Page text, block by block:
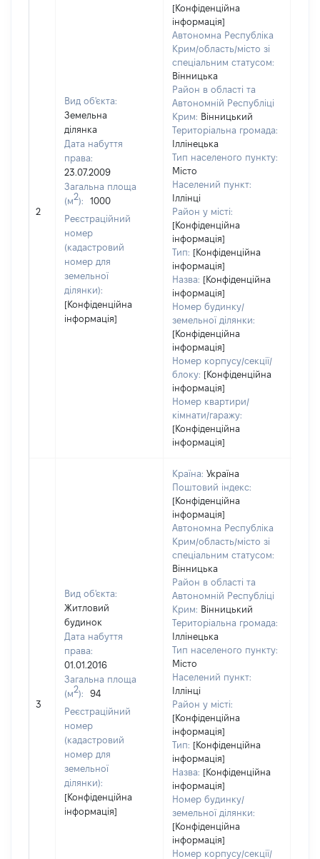
2
Вид об'єкта:
Земельна
ділянка
Дата набуття
права:
23.07.2009
Загальна площа
(м2):
1000
Реєстраційний
номер
(кадастровий
номер для
земельної
ділянки):
[Конфіденційна
інформація]
[Конфіденційна
інформація]
Автономна Республіка
Крим/область/місто зі
спеціальним статусом:
Вінницька
Район в області та
Автономній Республіці
Крим: Вінницький
Територіальна громада:
Іллінецька
Тип населеного пункту:
Місто
Населений пункт:
Іллінці
Район у місті:
[Конфіденційна
інформація]
Тип: [Конфіденційна
інформація]
Назва: [Конфіденційна
інформація]
Номер будинку/
земельної ділянки:
[Конфіденційна
інформація]
Номер корпусу/секції/
блоку: [Конфіденційна
інформація]
Номер квартири/
кімнати/гаражу:
[Конфіденційна
інформація]
3
Вид об'єкта:
Житловий
будинок
Дата набуття
права:
01.01.2016
Загальна площа
(м2):
94
Реєстраційний
номер
(кадастровий
номер для
земельної
ділянки):
[Конфіденційна
інформація]
Країна: Україна
Поштовий індекс:
[Конфіденційна
інформація]
Автономна Республіка
Крим/область/місто зі
спеціальним статусом:
Вінницька
Район в області та
Автономній Республіці
Крим: Вінницький
Територіальна громада:
Іллінецька
Тип населеного пункту:
Місто
Населений пункт:
Іллінці
Район у місті:
[Конфіденційна
інформація]
Тип: [Конфіденційна
інформація]
Назва: [Конфіденційна
інформація]
Номер будинку/
земельної ділянки:
[Конфіденційна
інформація]
Номер корпусу/секції/